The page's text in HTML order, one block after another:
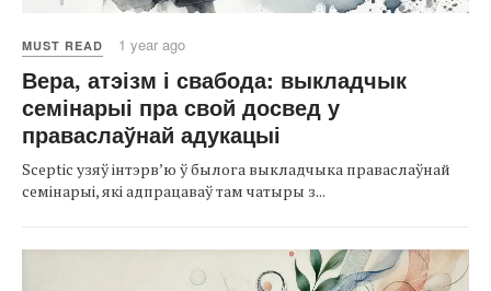
MUST READ 1 year ago
Вера, атэізм і свабода: выкладчык
семінарыі пра свой досвед у
праваслаўнай адукацыі
Sceptic узяў інтэрв’ю ў былога выкладчыка праваслаўнай
семінарыі, які адпрацаваў там чатыры з...